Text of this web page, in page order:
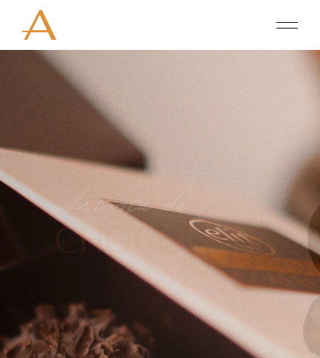
CHOCOLATE
Artista de
Lorem ipsum dolor sit amet, consectetur
adipiscing elit do eiusmod tempor incididunt ut
labore et doloremag.
SHOP NOW